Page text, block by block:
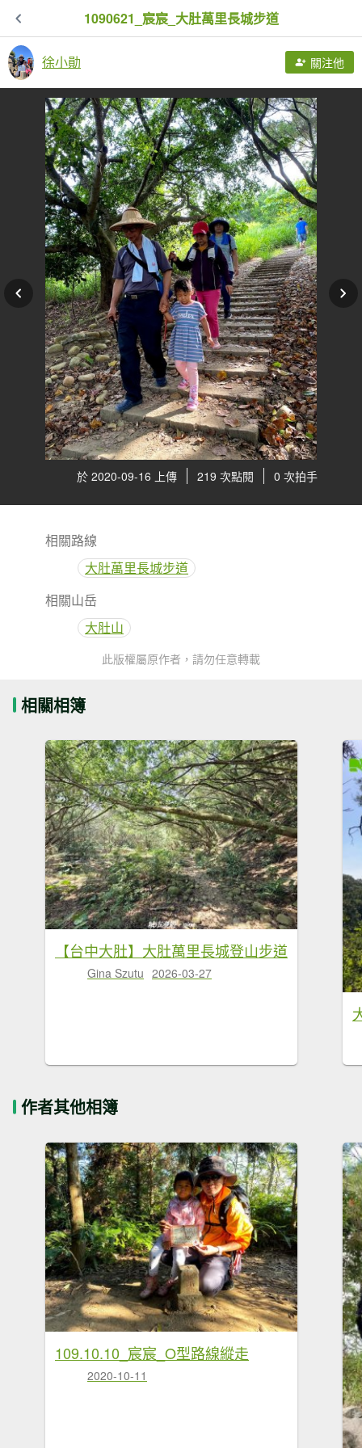
1090621_宸宸_大肚萬里長城步道
徐小勛 關注他
於 2020-09-16 上傳 219 次點閱 0 次拍手
相關路線
大肚萬里長城步道
相關山岳
大肚山
此版權屬原作者，請勿任意轉載
相關相簿
【台中大肚】大肚萬里長城登山步道
Gina Szutu 2026-03-27
作者其他相簿
109.10.10_宸宸_O型路線縱走
2020-10-11